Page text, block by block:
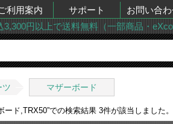
利用案内 サポート お問い合
3,300円以上で送料無料（一部商品・
ツ マザーボード
ード,TRX50”での検索結果 3件が該当しました。